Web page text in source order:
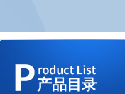
产品目录